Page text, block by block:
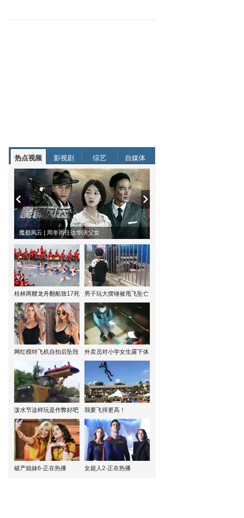
热点视频 影视剧 综艺 自媒体
魔都风云 | 周冬雨任达华演父女
桂林两艘龙舟翻船致17死 男子玩大摆锤被甩飞坠亡
网红模特飞机自拍后坠毁 外卖员对小学女生露下体
泼水节这样玩是作弊好吧 我要飞得更高！
破产姐妹6-正在热播 女超人2-正在热播